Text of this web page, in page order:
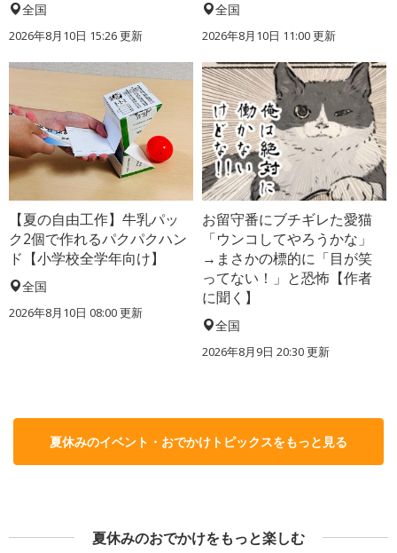
全国
2026年8月10日 15:26更新
全国
2026年8月10日 11:00更新
【夏の自由工作】牛乳パッ
ク2個で作れるパクパクハン
ド【小学校全学年向け】
全国
2026年8月10日 08:00更新
お留守番にブチギレた愛猫
「ウンコしてやろうかな」
→まさかの標的に「目が笑
ってない！」と恐怖【作者
に聞く】
全国
2026年8月9日 20:30更新
夏休みのイベント・おでかけトピックスをもっと見る
夏休みのおでかけをもっと楽しむ